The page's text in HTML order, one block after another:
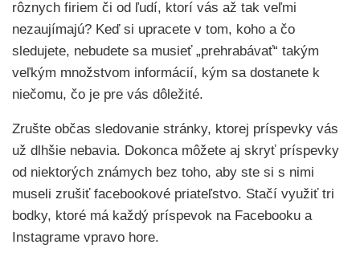
rôznych firiem či od ľudí, ktorí vás až tak veľmi
nezaujímajú? Keď si upracete v tom, koho a čo
sledujete, nebudete sa musieť „prehrabávať“ takým
veľkým množstvom informácií, kým sa dostanete k
niečomu, čo je pre vás dôležité.
Zrušte občas sledovanie stránky, ktorej príspevky vás
už dlhšie nebavia. Dokonca môžete aj skryť príspevky
od niektorých známych bez toho, aby ste si s nimi
museli zrušiť facebookové priateľstvo. Stačí využiť tri
bodky, ktoré má každý príspevok na Facebooku a
Instagrame vpravo hore.